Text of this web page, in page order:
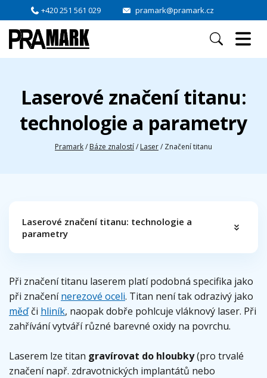
+420 251 561 029 pramark@pramark.cz
Laserové značení titanu:
technologie a parametry
Pramark/ Báze znalostí/ Laser/ Značení titanu
Laserové značení titanu: technologie a
parametry
Při značení titanu laserem platí podobná specifika jako
při značenínerezové oceli. Titan není tak odrazivý jako
měďči hliník, naopak dobře pohlcuje vláknový laser. Při
zahřívání vytváří různé barevné oxidy na povrchu.
Laserem lze titan gravírovat do hloubky(pro trvalé
značení např. zdravotnických implantátů nebo